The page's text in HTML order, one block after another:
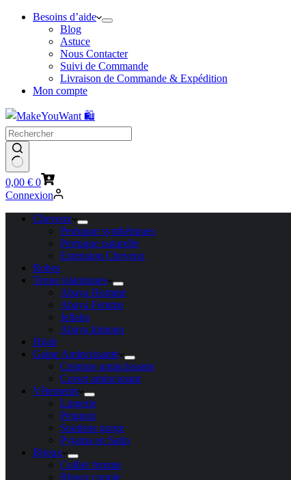
Besoins d’aide
Blog
Astuce
Nous Contacter
Suivi de Commande
Livraison de Commande & Expédition
Mon compte
Panier
d’achat
0,00 € 0
Connexion
Cheveux
Perruque synthétiques
Perruque naturelle
Extension Cheveux
Robes
Tenue islamiques
Abaya Homme
Abaya Femme
Jellaba
Abaya kimono
Hijab
Gaine Amincissante
Ceinture amincissante
Corset amincissant
Vêtements
Lingerie
Peignoir
Soutiens gorge
Pyjama en Satin
Bijoux
Collier femme
Bijoux couple